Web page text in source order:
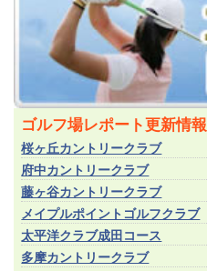
ゴルフ場レポート更新情報
桜ヶ丘カントリークラブ
府中カントリークラブ
藤ヶ谷カントリークラブ
メイプルポイントゴルフクラブ
太平洋クラブ成田コース
多摩カントリークラブ